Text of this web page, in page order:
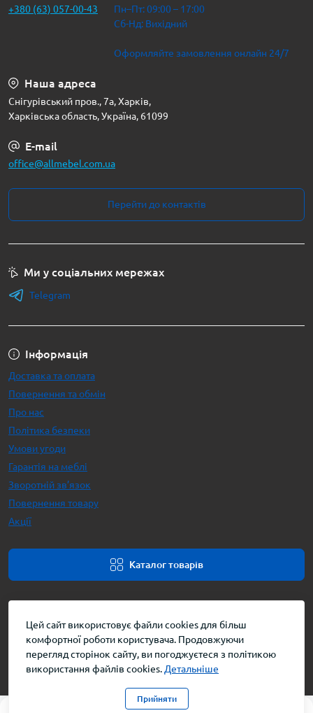
0
+380 (63) 057-00-43
Пн–Пт: 09:00 – 17:00
Сб-Нд: Вихідний
Оформляйте замовлення онлайн 24/7
Наша адреса
Снігурівський пров., 7а, Харків,
Харківська область, Україна, 61099
E-mail
office@allmebel.com.ua
Перейти до контактів
Інформація
Доставка та оплата
Повернення та обмін
Про нас
Політика безпеки
Умови угоди
Гарантія на меблі
Зворотній зв’язок
Повернення товару
Акції
Каталог товарів
Ми у соціальних мережах
Telegram
Інтернет-магазин меблів © 2026
Цей сайт використовує файли cookies для більш
комфортної роботи користувача. Продовжуючи
перегляд сторінок сайту, ви погоджуєтеся з політикою
використання файлів cookies. Детальніше
Прийняти